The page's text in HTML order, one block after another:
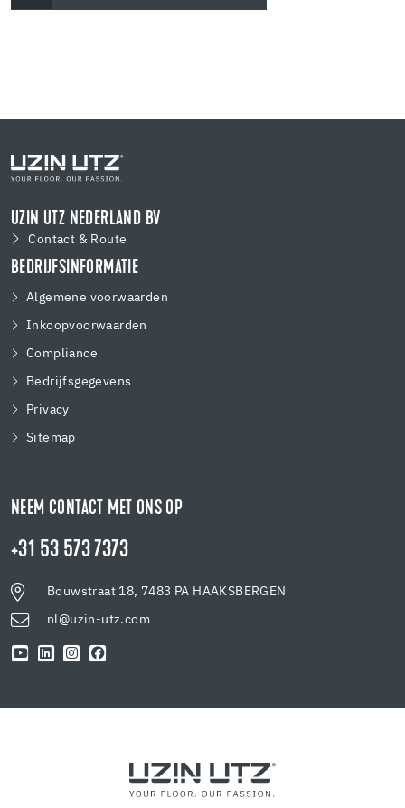
UZIN UTZ NEDERLAND BV
Contact & Route
BEDRIJFSINFORMATIE
Algemene voorwaarden
Inkoopvoorwaarden
Compliance
Bedrijfsgegevens
Privacy
Sitemap
NEEM CONTACT MET ONS OP
+31 53 573 7373
Bouwstraat 18, 7483 PA HAAKSBERGEN
nl@uzin-utz.com